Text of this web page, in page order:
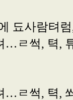
上에
텨…ㄹ
, 텨…ㄹ